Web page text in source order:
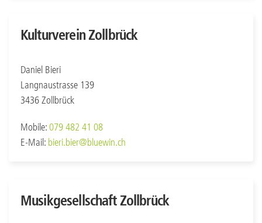
Kulturverein Zollbrück
Daniel Bieri
Langnaustrasse 139
3436 Zollbrück
Mobile: 079 482 41 08
E-Mail: bieri.bier@bluewin.ch
Musikgesellschaft Zollbrück